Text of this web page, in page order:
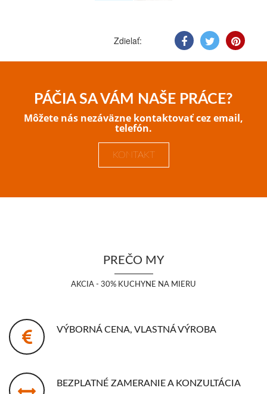
Zdielať:
PÁČIA SA VÁM NAŠE PRÁCE?
Môžete nás nezáväzne kontaktovať cez email,
telefón.
KONTAKT
PREČO MY
AKCIA - 30% KUCHYNE NA MIERU
VÝBORNÁ CENA, VLASTNÁ VÝROBA
BEZPLATNÉ ZAMERANIE A KONZULTÁCIA